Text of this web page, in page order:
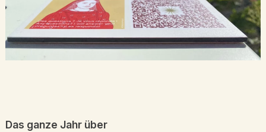
Das ganze Jahr über